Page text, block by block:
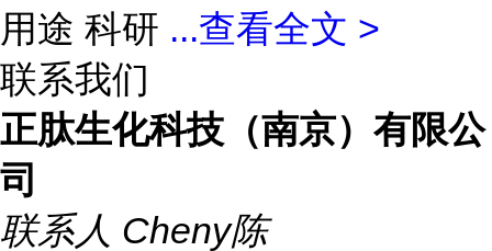
用途 科研 ...查看全文 >
联系我们
正肽生化科技（南京）有限公
司
联系人 Cheny陈